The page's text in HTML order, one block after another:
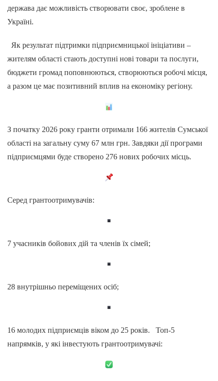
держава дає можливість створювати своє, зроблене в
Україні.
Як результат підтримки підприємницької ініціативи –
жителям області стають доступні нові товари та послуги,
бюджети громад поповнюються, створюються робочі місця,
а разом це має позитивний вплив на економіку регіону.
З початку 2026 року гранти отримали 166 жителів Сумської
області на загальну суму 67 млн грн. Завдяки дії програми
підприємцями буде створено 276 нових робочих місць.
Серед грантоотримувачів:
7 учасників бойових дій та членів їх сімей;
28 внутрішньо переміщених осіб;
16 молодих підприємців віком до 25 років. Топ-5
напрямків, у які інвестують грантоотримувачі: